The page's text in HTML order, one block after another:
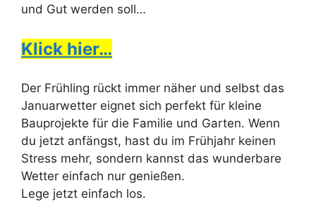
und Gut werden soll…
Klick hier…
Der Frühling rückt immer näher und selbst das
Januarwetter eignet sich perfekt für kleine
Bauprojekte für die Familie und Garten. Wenn
du jetzt anfängst, hast du im Frühjahr keinen
Stress mehr, sondern kannst das wunderbare
Wetter einfach nur genießen.
Lege jetzt einfach los.